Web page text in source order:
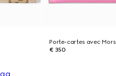
Porte-cartes avec Mors
€ 350